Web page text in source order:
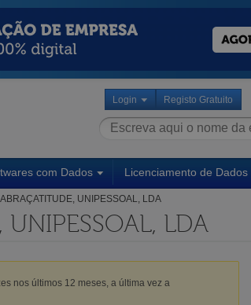
Login Registo Gratuito
com Dados Licenciamento de Dados
ABRAÇATITUDE, UNIPESSOAL, LDA
UNIPESSOAL, LDA
nos últimos 12 meses, a última vez a